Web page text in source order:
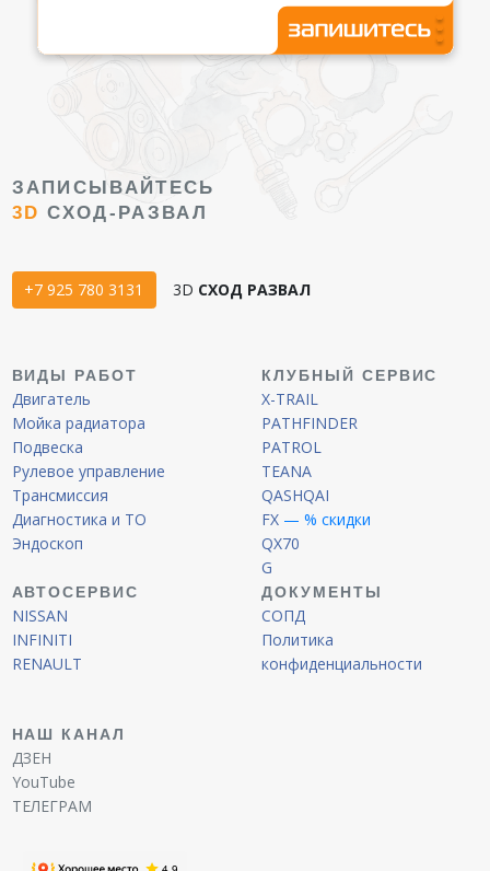
ЗАПИСЫВАЙТЕСЬ
3D СХОД-РАЗВАЛ
+7 925 780 3131 3D СХОД РАЗВАЛ
ВИДЫ РАБОТ
Двигатель
Мойка радиатора
Подвеска
Рулевое управление
Трансмиссия
Диагностика и ТО
Эндоскоп
КЛУБНЫЙ СЕРВИС
X-TRAIL
PATHFINDER
PATROL
TEANA
QASHQAI
FX — % скидки
QX70
G
АВТОСЕРВИС
NISSAN
INFINITI
RENAULT
ДОКУМЕНТЫ
СОПД
Политика
конфиденциальности
НАШ КАНАЛ
ДЗЕН
YouTube
ТЕЛЕГРАМ